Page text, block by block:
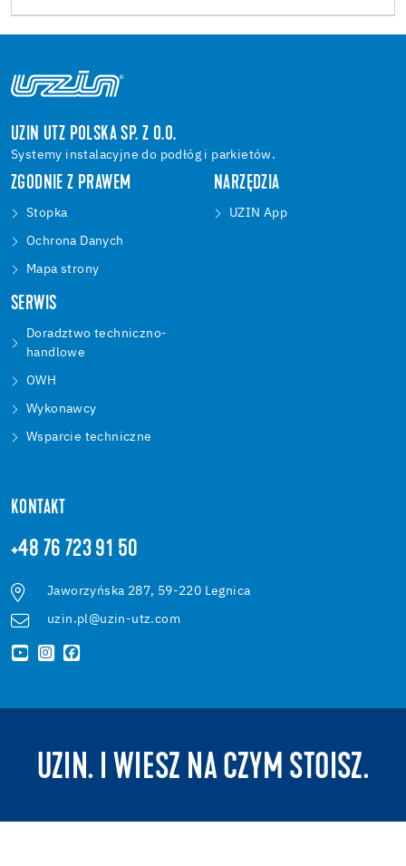
UZIN UTZ POLSKA SP. Z O.O.
Systemy instalacyjne do podłóg i parkietów.
ZGODNIE Z PRAWEM
Stopka
Ochrona Danych
Mapa strony
NARZĘDZIA
UZIN App
SERWIS
Doradztwo techniczno-
handlowe
OWH
Wykonawcy
Wsparcie techniczne
KONTAKT
+48 76 723 91 50
Jaworzyńska 287, 59-220 Legnica
uzin.pl@uzin-utz.com
UZIN. I WIESZ NA CZYM STOISZ.